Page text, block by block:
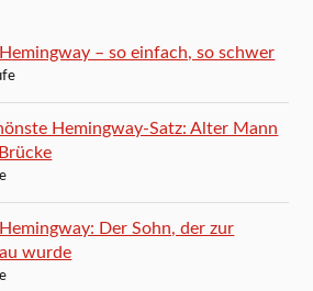
– so einfach, so schwer
Hemingway-Satz: Alter Mann
Der Sohn, der zur
wurde